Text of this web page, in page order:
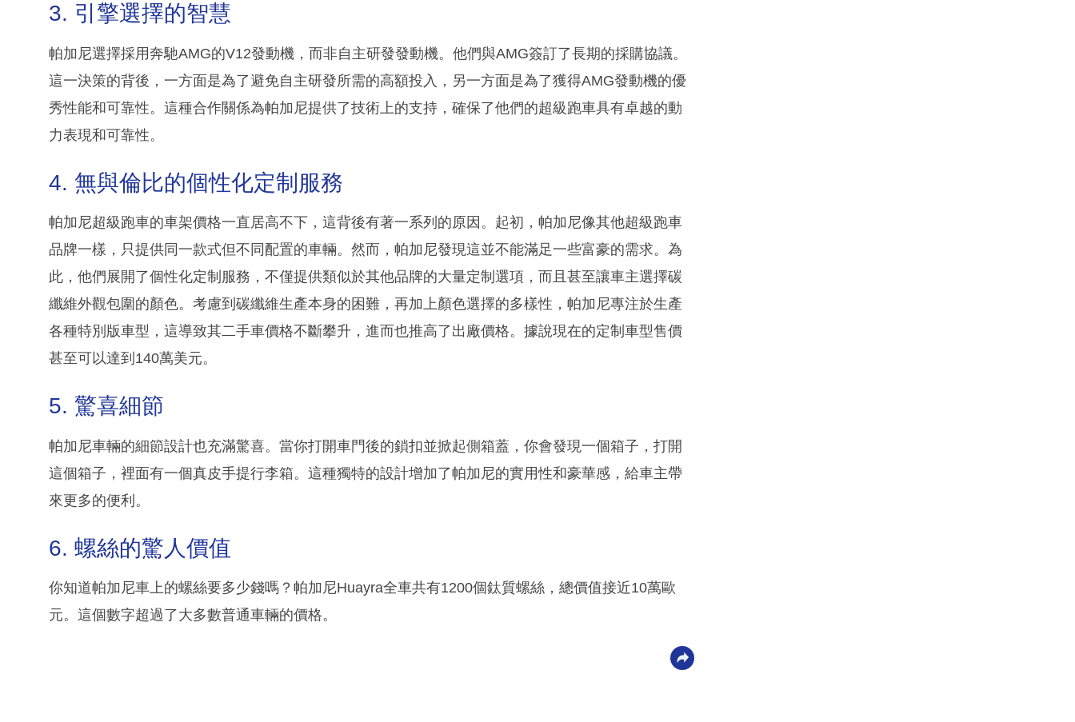
3. 引擎選擇的智慧
帕加尼選擇採用奔馳AMG的V12發動機，而非自主研發發動機。他們與AMG簽訂了長期的採購協議。
這一決策的背後，一方面是為了避免自主研發所需的高額投入，另一方面是為了獲得AMG發動機的優
秀性能和可靠性。這種合作關係為帕加尼提供了技術上的支持，確保了他們的超級跑車具有卓越的動
力表現和可靠性。
4. 無與倫比的個性化定制服務
帕加尼超級跑車的車架價格一直居高不下，這背後有著一系列的原因。起初，帕加尼像其他超級跑車
品牌一樣，只提供同一款式但不同配置的車輛。然而，帕加尼發現這並不能滿足一些富豪的需求。為
此，他們展開了個性化定制服務，不僅提供類似於其他品牌的大量定制選項，而且甚至讓車主選擇碳
纖維外觀包圍的顏色。考慮到碳纖維生產本身的困難，再加上顏色選擇的多樣性，帕加尼專注於生產
各種特別版車型，這導致其二手車價格不斷攀升，進而也推高了出廠價格。據說現在的定制車型售價
甚至可以達到140萬美元。
5. 驚喜細節
帕加尼車輛的細節設計也充滿驚喜。當你打開車門後的鎖扣並掀起側箱蓋，你會發現一個箱子，打開
這個箱子，裡面有一個真皮手提行李箱。這種獨特的設計增加了帕加尼的實用性和豪華感，給車主帶
來更多的便利。
6. 螺絲的驚人價值
你知道帕加尼車上的螺絲要多少錢嗎？帕加尼Huayra全車共有1200個鈦質螺絲，總價值接近10萬歐
元。這個數字超過了大多數普通車輛的價格。